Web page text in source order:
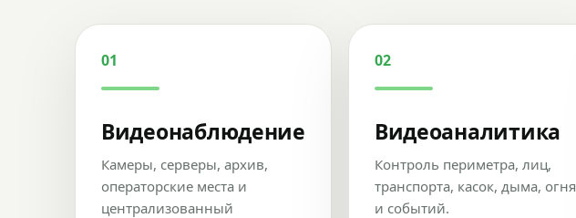
01
Видеонаблюдение
Камеры, серверы, архив,
операторские места и
централизованный
02
Видеоаналитика
Контроль периметра, лиц,
транспорта, касок, дыма, огня
и событий.